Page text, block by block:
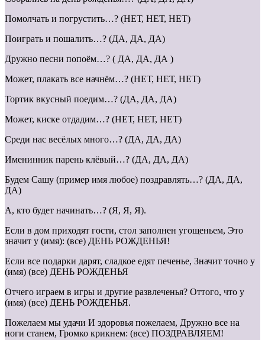
Помолчать и погрустить…? (НЕТ, НЕТ, НЕТ)
Поиграть и пошалить…? (ДА, ДА, ДА)
Дружно песни попоём…? ( ДА, ДА, ДА )
Может, плакать все начнём…? (НЕТ, НЕТ, НЕТ)
Тортик вкусный поедим…? (ДА, ДА, ДА)
Может, киске отдадим…? (НЕТ, НЕТ, НЕТ)
Среди нас весёлых много…? (ДА, ДА, ДА)
Именинник парень клёвый…? (ДА, ДА, ДА)
Будем Сашу (пример имя любое) поздравлять…? (ДА, ДА,
ДА)
А, кто будет начинать…? (Я, Я, Я).
Если в дом приходят гости, стол заполнен угощеньем, Это
значит у (имя): (все) ДЕНЬ РОЖДЕНЬЯ!
Если все подарки дарят, сладкое едят печенье, Значит точно у
(имя) (все) ДЕНЬ РОЖДЕНЬЯ
Отчего играем в игры и другие развлеченья? Оттого, что у
(имя) (все) ДЕНЬ РОЖДЕНЬЯ.
Пожелаем мы удачи И здоровья пожелаем, Дружно все на
ноги станем, Громко крикнем: (все) ПОЗДРАВЛЯЕМ!